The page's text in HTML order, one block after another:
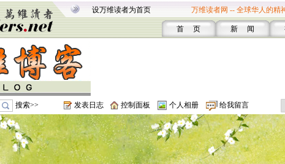
设万维读者为首页 万维读者网 -- 全球华人的精
首 页 新 闻
搜索>> 发表日志 控制面板 个人相册 给我留言